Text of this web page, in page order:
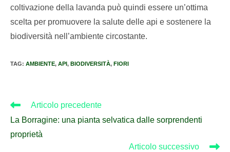
coltivazione della lavanda può quindi essere un’ottima
scelta per promuovere la salute delle api e sostenere la
biodiversità nell’ambiente circostante.
TAG: AMBIENTE, API, BIODIVERSITÀ, FIORI
Articolo precedente
La Borragine: una pianta selvatica dalle sorprendenti
proprietà
Articolo successivo